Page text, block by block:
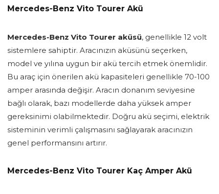
Mercedes-Benz Vito Tourer Akü
Mercedes-Benz Vito Tourer aküsü, genellikle 12 volt
sistemlere sahiptir. Aracınızın aküsünü seçerken,
model ve yılına uygun bir akü tercih etmek önemlidir.
Bu araç için önerilen akü kapasiteleri genellikle 70-100
amper arasında değişir. Aracın donanım seviyesine
bağlı olarak, bazı modellerde daha yüksek amper
gereksinimi olabilmektedir. Doğru akü seçimi, elektrik
sisteminin verimli çalışmasını sağlayarak aracınızın
genel performansını artırır.
Mercedes-Benz Vito Tourer Kaç Amper Akü